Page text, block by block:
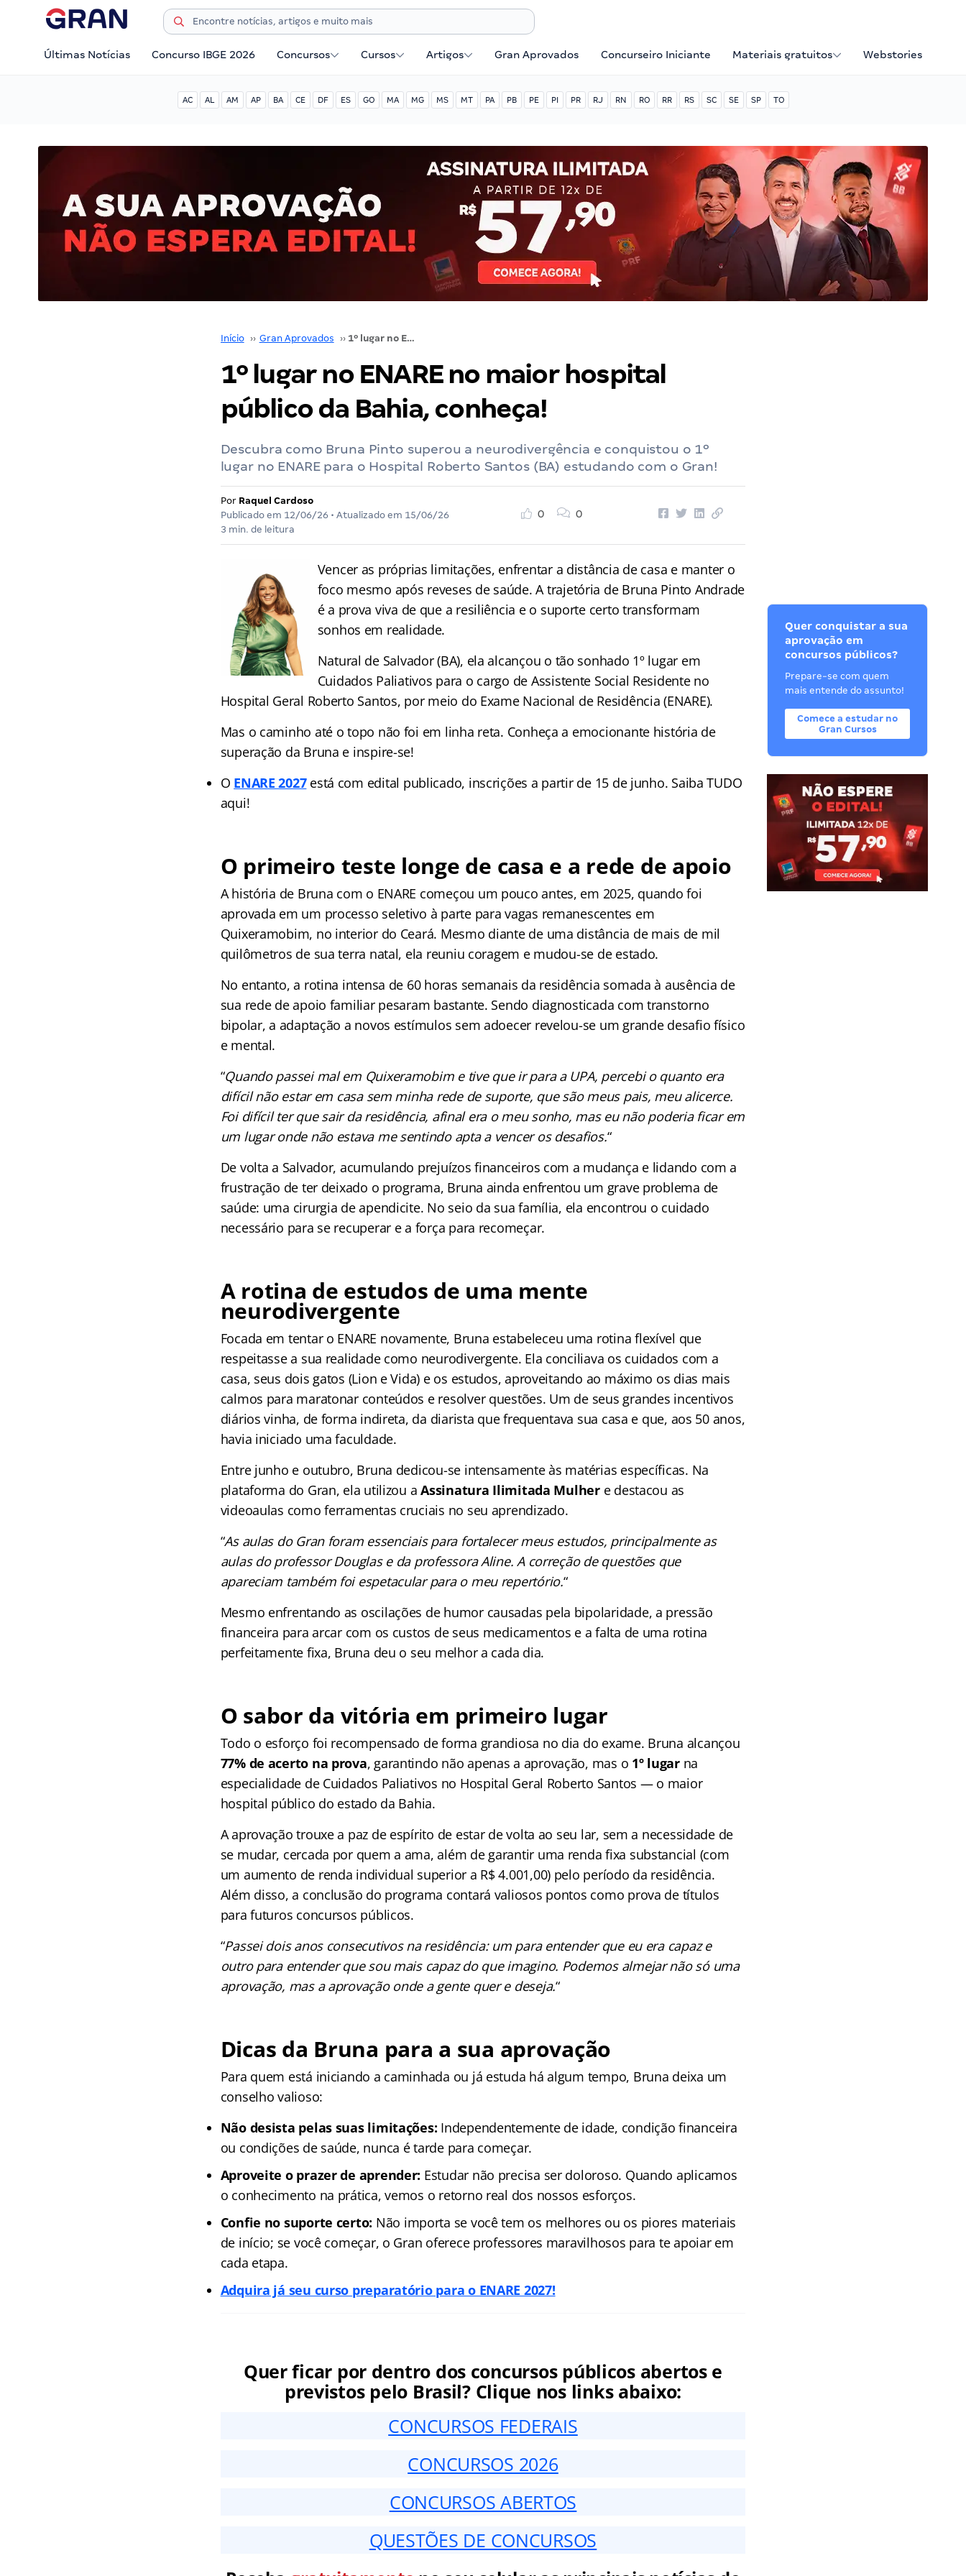
Últimas Notícias Concurso IBGE 2026 Concursos Cursos Artigos Gran Aprovados Concurseiro Iniciante Materiais gratuitos Webstories
AC AL AM AP BA CE DF ES GO MA MG MS MT PA PB PE PI PR RJ RN RO RR RS SC SE SP TO
Início ›› Gran Aprovados ›› 1º lugar no ENARE no maior hospital público da Bahia, conheça!
1º lugar no ENARE no maior hospital
público da Bahia, conheça!
Descubra como Bruna Pinto superou a neurodivergência e conquistou o 1º
lugar no ENARE para o Hospital Roberto Santos (BA) estudando com o Gran!
Por Raquel Cardoso
Publicado em 12/06/26 • Atualizado em 15/06/26
3 min. de leitura
0 0
Vencer as próprias limitações, enfrentar a distância de casa e manter o
foco mesmo após reveses de saúde. A trajetória de Bruna Pinto Andrade
é a prova viva de que a resiliência e o suporte certo transformam
sonhos em realidade.
Natural de Salvador (BA), ela alcançou o tão sonhado 1º lugar em
Cuidados Paliativos para o cargo de Assistente Social Residente no
Hospital Geral Roberto Santos, por meio do Exame Nacional de Residência (ENARE).
Mas o caminho até o topo não foi em linha reta. Conheça a emocionante história de
superação da Bruna e inspire-se!
O ENARE 2027está com edital publicado, inscrições a partir de 15 de junho. Saiba TUDO
aqui!
O primeiro teste longe de casa e a rede de apoio
A história de Bruna com o ENARE começou um pouco antes, em 2025, quando foi
aprovada em um processo seletivo à parte para vagas remanescentes em
Quixeramobim, no interior do Ceará. Mesmo diante de uma distância de mais de mil
quilômetros de sua terra natal, ela reuniu coragem e mudou-se de estado.
No entanto, a rotina intensa de 60 horas semanais da residência somada à ausência de
sua rede de apoio familiar pesaram bastante. Sendo diagnosticada com transtorno
bipolar, a adaptação a novos estímulos sem adoecer revelou-se um grande desafio físico
e mental.
“Quando passei mal em Quixeramobim e tive que ir para a UPA, percebi o quanto era
difícil não estar em casa sem minha rede de suporte, que são meus pais, meu alicerce.
Foi difícil ter que sair da residência, afinal era o meu sonho, mas eu não poderia ficar em
um lugar onde não estava me sentindo apta a vencer os desafios.“
De volta a Salvador, acumulando prejuízos financeiros com a mudança e lidando com a
frustração de ter deixado o programa, Bruna ainda enfrentou um grave problema de
saúde: uma cirurgia de apendicite. No seio da sua família, ela encontrou o cuidado
necessário para se recuperar e a força para recomeçar.
A rotina de estudos de uma mente
neurodivergente
Focada em tentar o ENARE novamente, Bruna estabeleceu uma rotina flexível que
respeitasse a sua realidade como neurodivergente. Ela conciliava os cuidados com a
casa, seus dois gatos (Lion e Vida) e os estudos, aproveitando ao máximo os dias mais
calmos para maratonar conteúdos e resolver questões. Um de seus grandes incentivos
diários vinha, de forma indireta, da diarista que frequentava sua casa e que, aos 50 anos,
havia iniciado uma faculdade.
Entre junho e outubro, Bruna dedicou-se intensamente às matérias específicas. Na
plataforma do Gran, ela utilizou aAssinatura Ilimitada Mulhere destacou as
videoaulas como ferramentas cruciais no seu aprendizado.
“As aulas do Gran foram essenciais para fortalecer meus estudos, principalmente as
aulas do professor Douglas e da professora Aline. A correção de questões que
apareciam também foi espetacular para o meu repertório.“
Mesmo enfrentando as oscilações de humor causadas pela bipolaridade, a pressão
financeira para arcar com os custos de seus medicamentos e a falta de uma rotina
perfeitamente fixa, Bruna deu o seu melhor a cada dia.
O sabor da vitória em primeiro lugar
Todo o esforço foi recompensado de forma grandiosa no dia do exame. Bruna alcançou
77% de acerto na prova, garantindo não apenas a aprovação, mas o 1º lugarna
especialidade de Cuidados Paliativos no Hospital Geral Roberto Santos — o maior
hospital público do estado da Bahia.
A aprovação trouxe a paz de espírito de estar de volta ao seu lar, sem a necessidade de
se mudar, cercada por quem a ama, além de garantir uma renda fixa substancial (com
um aumento de renda individual superior a R$ 4.001,00) pelo período da residência.
Além disso, a conclusão do programa contará valiosos pontos como prova de títulos
para futuros concursos públicos.
“Passei dois anos consecutivos na residência: um para entender que eu era capaz e
outro para entender que sou mais capaz do que imagino. Podemos almejar não só uma
aprovação, mas a aprovação onde a gente quer e deseja.“
Dicas da Bruna para a sua aprovação
Para quem está iniciando a caminhada ou já estuda há algum tempo, Bruna deixa um
conselho valioso:
Não desista pelas suas limitações: Independentemente de idade, condição financeira
ou condições de saúde, nunca é tarde para começar.
Aproveite o prazer de aprender: Estudar não precisa ser doloroso. Quando aplicamos
o conhecimento na prática, vemos o retorno real dos nossos esforços.
Confie no suporte certo: Não importa se você tem os melhores ou os piores materiais
de início; se você começar, o Gran oferece professores maravilhosos para te apoiar em
cada etapa.
Adquira já seu curso preparatório para o ENARE 2027!
Quer ficar por dentro dos concursos públicos abertos e
previstos pelo Brasil? Clique nos links abaixo:
CONCURSOS FEDERAIS
CONCURSOS 2026
CONCURSOS ABERTOS
QUESTÕES DE CONCURSOS
Quer conquistar a sua
aprovação em
concursos públicos?
Prepare-se com quem
mais entende do assunto!
Comece a estudar no
Gran Cursos